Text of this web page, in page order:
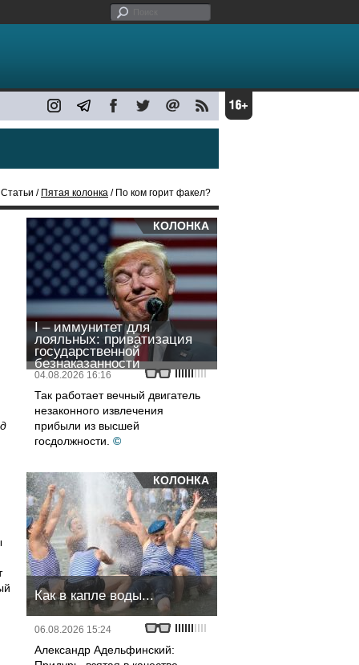
/ Пятая колонка / По ком горит факел?
КОЛОНКА
I – иммунитет для
лояльных: приватизация
государственной
безнаказанности
04.08.2026 16:16
Так работает вечный двигатель
незаконного извлечения
прибыли из высшей
госдолжности. ©
КОЛОНКА
Как в капле воды...
06.08.2026 15:24
Александр Адельфинский: